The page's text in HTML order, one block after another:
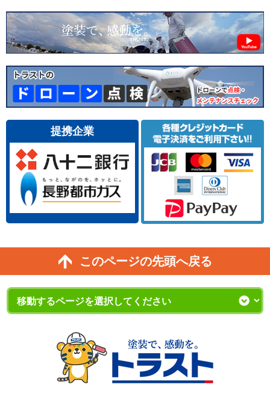
提携企業
このページの先頭へ戻る